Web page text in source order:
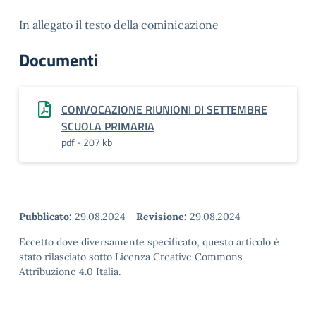
In allegato il testo della cominicazione
Documenti
CONVOCAZIONE RIUNIONI DI SETTEMBRE
SCUOLA PRIMARIA
pdf - 207 kb
Pubblicato: 29.08.2024 - Revisione: 29.08.2024
Eccetto dove diversamente specificato, questo articolo è
stato rilasciato sotto Licenza Creative Commons
Attribuzione 4.0 Italia.